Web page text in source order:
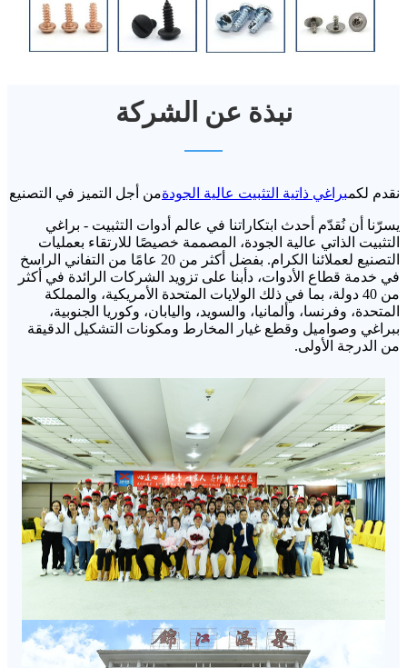
نبذة عن الشركة
نقدم لكمبراغي ذاتية التثبيت عالية الجودةمن أجل التميز في التصنيع
يسرّنا أن نُقدّم أحدث ابتكاراتنا في عالم أدوات التثبيت - براغي
التثبيت الذاتي عالية الجودة، المصممة خصيصًا للارتقاء بعمليات
التصنيع لعملائنا الكرام. بفضل أكثر من 20 عامًا من التفاني الراسخ
في خدمة قطاع الأدوات، دأبنا على تزويد الشركات الرائدة في أكثر
من 40 دولة، بما في ذلك الولايات المتحدة الأمريكية، والمملكة
المتحدة، وفرنسا، وألمانيا، والسويد، واليابان، وكوريا الجنوبية،
ببراغي وصواميل وقطع غيار المخارط ومكونات التشكيل الدقيقة
من الدرجة الأولى.